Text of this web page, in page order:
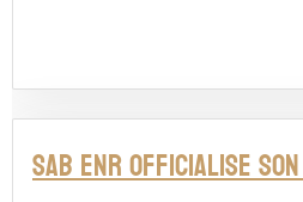
SAB ENR OFFICIALISE